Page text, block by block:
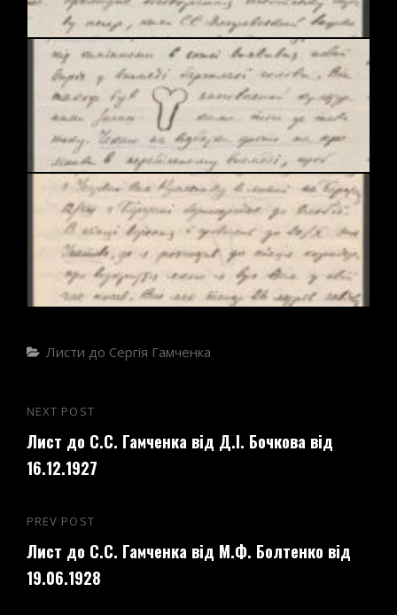
Categories
Листи до Сергія Гамченка
Навігація
записів
Previous
Post
PREV POST
Лист до С.С. Гамченка від М.Ф. Болтенко від
19.06.1928
Next
Post
NEXT POST
Лист до С.С. Гамченка від Д.І. Бочкова від
16.12.1927